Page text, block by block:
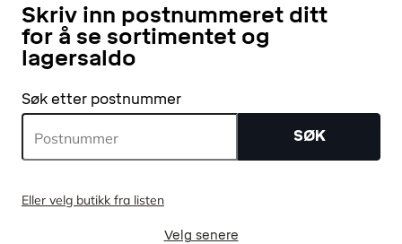
Skriv inn postnummeret ditt
for å se sortimentet og
lagersaldo
Søk etter postnummer
SØK
Eller velg butikk fra listen
Velg senere
Trykkimpregnert Konstruksjonsvirke